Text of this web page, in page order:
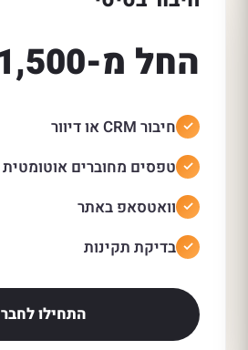
החל מ-₪1,500
חיבור CRM או דיוור
טפסים מחוברים אוטומטית
וואטסאפ באתר
בדיקת תקינות
התחילו לחבר